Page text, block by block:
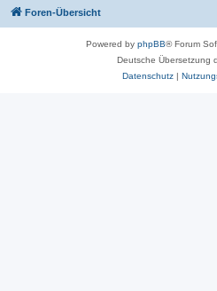
Foren-Übersicht
Powered by phpBB® Forum
Deutsche Übersetzung
Datenschutz|